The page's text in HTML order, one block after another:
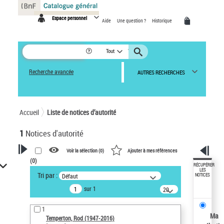
Espace personnel Aide Une question ? Historique
Tout
Recherche avancée AUTRES RECHERCHES
Accueil Liste de notices d’autorité
1 Notices d'autorité
VOTRE RECHERCHE
Recherche avancée dans les
notices d’autorité
Œuvres liées à l'auteur :
Temperton, Rod (1947-2016)
Voir la sélection (0) Ajouter à mes références
(0)
Tri par : Défaut
sur 1
20
résultats/page
1
Temperton, Rod (1947-2016)
RÉCUPÉRER
LES
NOTICES
Ma
Panneau de gestion des cookies